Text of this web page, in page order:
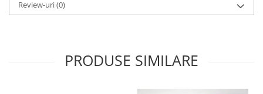
Review-uri(0)
PRODUSE SIMILARE